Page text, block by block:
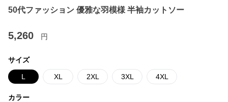
50代ファッション 優雅な羽模様 半袖カットソー
5,260 円
サイズ
L XL 2XL 3XL 4XL
カラー